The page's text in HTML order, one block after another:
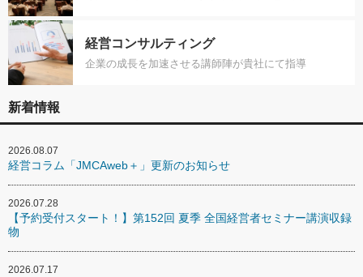
経営コンサルティング
企業の成長を加速させる講師陣が貴社にて指導
新着情報
2026.08.07
経営コラム「JMCAweb＋」更新のお知らせ
2026.07.28
【予約受付スタート！】第152回 夏季 全国経営者セミナー講演収録
物
2026.07.17